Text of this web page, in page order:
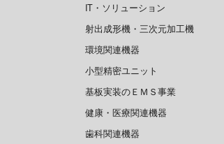
IT・ソリューション
射出成形機・三次元加工機
環境関連機器
小型精密ユニット
基板実装のＥＭＳ事業
健康・医療関連機器
歯科関連機器